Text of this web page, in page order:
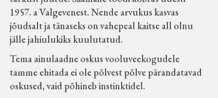
1957. a Valgevenest. Nende arvukus kasvas
jõudsalt ja tänaseks on vahepeal kaitse all olnu
jälle jahiulukiks kuulutatud.
Tema ainulaadne oskus vooluveekogudele
tamme ehitada ei ole põlvest põlve pärandatavad
oskused, vaid põhineb instinktidel.